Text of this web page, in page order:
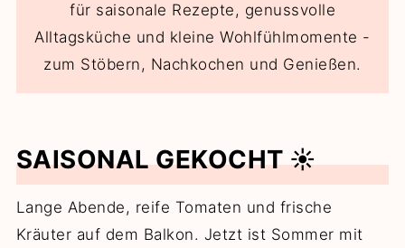
für saisonale Rezepte, genussvolle
Alltagsküche und kleine Wohlfühlmomente -
zum Stöbern, Nachkochen und Genießen.
SAISONAL GEKOCHT ☀️
Lange Abende, reife Tomaten und frische
Kräuter auf dem Balkon. Jetzt ist Sommer mit